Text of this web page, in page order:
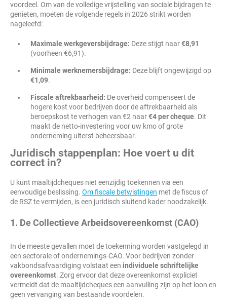
voordeel. Om van de volledige vrijstelling van sociale bijdragen te
genieten, moeten de volgende regels in 2026 strikt worden
nageleefd:
Maximale werkgeversbijdrage: Deze stijgt naar€8,91
(voorheen €6,91).
Minimale werknemersbijdrage: Deze blijft ongewijzigd op
€1,09.
Fiscale aftrekbaarheid: De overheid compenseert de
hogere kost voor bedrijven door de aftrekbaarheid als
beroepskost te verhogen van €2 naar€4 per cheque. Dit
maakt de netto-investering voor uw kmo of grote
onderneming uiterst beheersbaar.
Juridisch stappenplan: Hoe voert u dit
correct in?
U kunt maaltijdcheques niet eenzijdig toekennen via een
eenvoudige beslissing. Om fiscale betwistingen met de fiscus of
de RSZ te vermijden, is een juridisch sluitend kader noodzakelijk.
1. De Collectieve Arbeidsovereenkomst (CAO)
In de meeste gevallen moet de toekenning worden vastgelegd in
een sectorale of ondernemings-CAO. Voor bedrijven zonder
vakbondsafvaardiging volstaat een individuele schriftelijke
overeenkomst. Zorg ervoor dat deze overeenkomst expliciet
vermeldt dat de maaltijdcheques een aanvulling zijn op het loon en
geen vervanging van bestaande voordelen.